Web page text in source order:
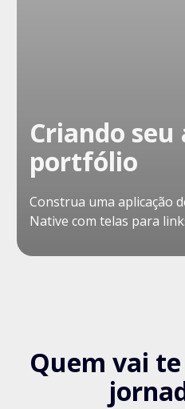
Criando seu
portfólio
Construa uma aplicação
Native com telas para
Quem vai